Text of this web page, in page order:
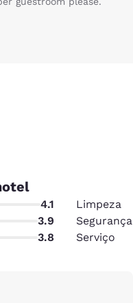
4.1 Limpeza
3.9 Segurança
3.8 Serviço
Muito bom. 1 avaliação